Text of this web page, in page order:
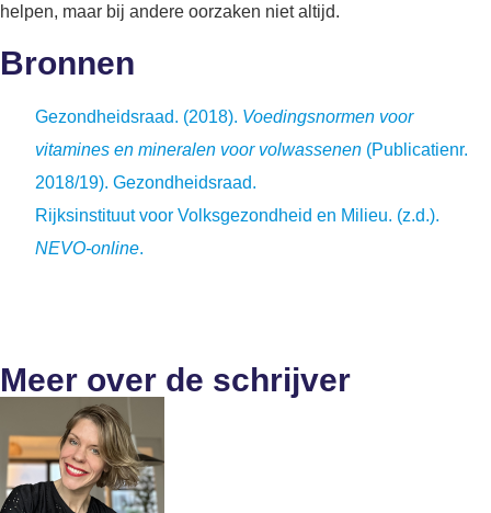
helpen, maar bij andere oorzaken niet altijd.
Bronnen
Gezondheidsraad. (2018). Voedingsnormen voor
vitamines en mineralen voor volwassenen (Publicatienr.
2018/19). Gezondheidsraad.
Rijksinstituut voor Volksgezondheid en Milieu. (z.d.).
NEVO-online.
Meer over de schrijver